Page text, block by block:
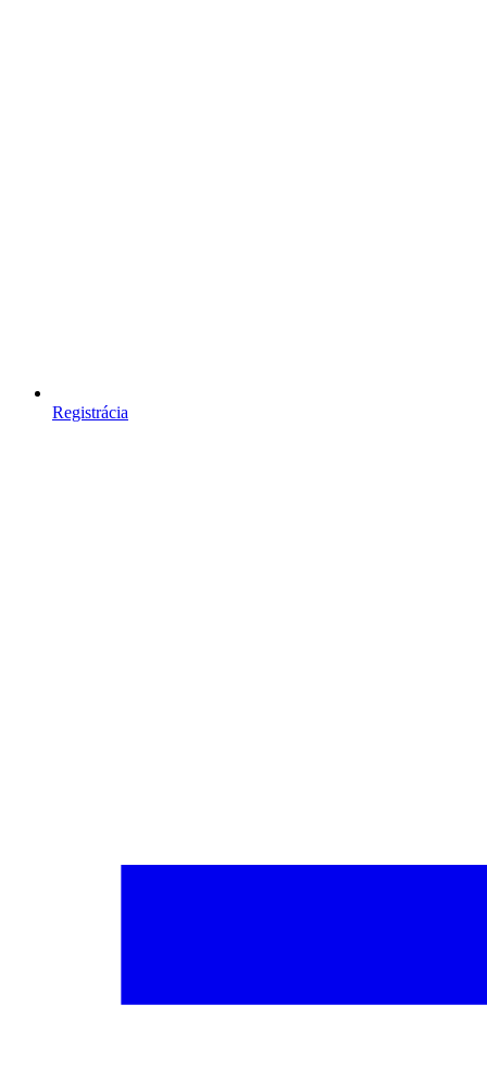
Registrácia